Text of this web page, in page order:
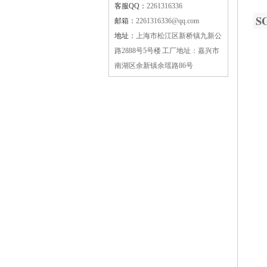
客服QQ： 2261316336
邮箱： 2261316336@qq.com
地址： 上海市松江区新桥镇九新公
路2888号5号楼 工厂地址：嘉兴市
南湖区余新镇余瑶路86号